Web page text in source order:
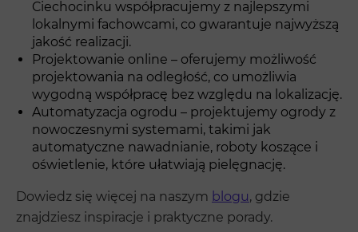
Ciechocinku współpracujemy z najlepszymi
lokalnymi fachowcami, co gwarantuje najwyższą
jakość realizacji.
Projektowanie online – oferujemy możliwość
projektowania na odległość, co umożliwia
wygodną współpracę bez względu na lokalizację.
Automatyzacja ogrodu – projektujemy ogrody z
nowoczesnymi systemami, takimi jak
automatyczne nawadnianie, roboty koszące i
oświetlenie, które ułatwiają pielęgnację.
Dowiedz się więcej na naszym blogu, gdzie
znajdziesz inspiracje i praktyczne porady.